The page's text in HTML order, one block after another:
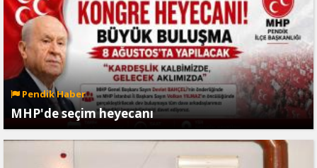
Pendik Haber
MHP'de seçim heyecanı